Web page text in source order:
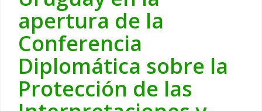
apertura de la
Conferencia
Diplomática sobre la
Protección de las